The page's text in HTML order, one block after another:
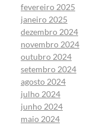
fevereiro 2025
janeiro 2025
dezembro 2024
novembro 2024
outubro 2024
setembro 2024
agosto 2024
julho 2024
junho 2024
maio 2024